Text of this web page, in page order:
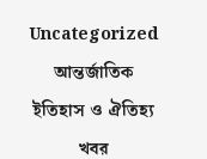
Uncategorized
আন্তর্জাতিক
ইতিহাস ও ঐতিহ্য
খবর